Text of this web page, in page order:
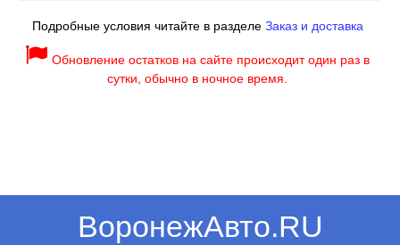
Подробные условия читайте в разделе Заказ и доставка
Обновление остатков на сайте происходит один раз в
сутки, обычно в ночное время.
ВоронежАвто.RU